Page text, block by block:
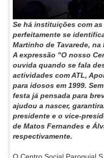
Se há instituições com
perfeitamente se
Martinho de Tavarede,
A expressão "O nosso
ouvida quando se fala
actividades com ATL,
para idosos em 1999.
festa já pensada para
ajudou a nascer,
presidente e o vice-
de Matos Fernandes e
respectivamente.
O Centro Social Paroquial